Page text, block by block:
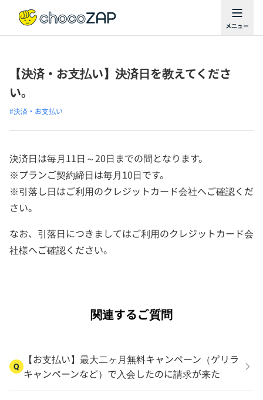
【決済・お支払い】決済日を教えてくださ
い。
#決済・お支払い
決済日は毎月11日～20日までの間となります。
※プランご契約締日は毎月10日です。
※引落し日はご利用のクレジットカード会社へご確認くだ
さい。
なお、引落日につきましてはご利用のクレジットカード会
社様へご確認ください。
関連するご質問
Q
【お支払い】最大二ヶ月無料キャンペーン（ゲリラ
キャンペーンなど）で入会したのに請求が来た